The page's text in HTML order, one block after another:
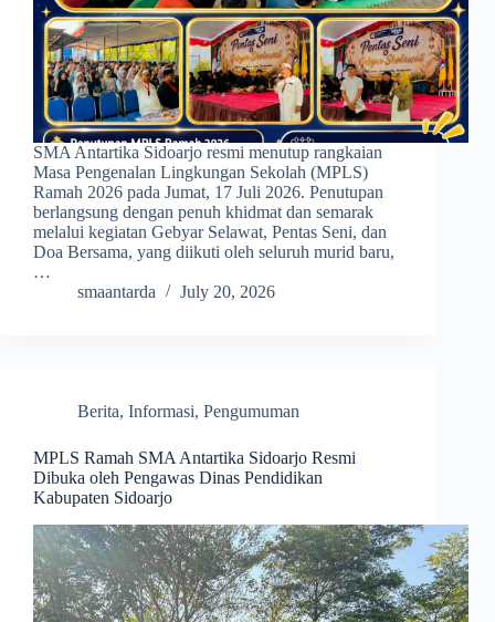
SMA Antartika Sidoarjo resmi menutup rangkaian
Masa Pengenalan Lingkungan Sekolah (MPLS)
Ramah 2026 pada Jumat, 17 Juli 2026. Penutupan
berlangsung dengan penuh khidmat dan semarak
melalui kegiatan Gebyar Selawat, Pentas Seni, dan
Doa Bersama, yang diikuti oleh seluruh murid baru,
…
smaantarda
July 20, 2026
Berita, Informasi, Pengumuman
MPLS Ramah SMA Antartika Sidoarjo Resmi
Dibuka oleh Pengawas Dinas Pendidikan
Kabupaten Sidoarjo